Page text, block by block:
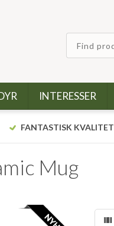
INTERESSER
FANTASTISK KVALITET
Mug